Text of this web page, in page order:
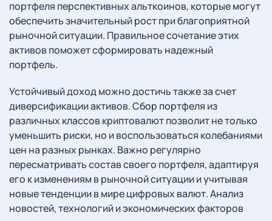
портфеля перспективных альткоинов, которые могут
обеспечить значительный рост при благоприятной
рыночной ситуации. Правильное сочетание этих
активов поможет сформировать надежный
портфель.
Устойчивый доход можно достичь также за счет
диверсификации активов. Сбор портфеля из
различных классов криптовалют позволит не только
уменьшить риски, но и воспользоваться колебаниями
цен на разных рынках. Важно регулярно
пересматривать состав своего портфеля, адаптируя
его к изменениям в рыночной ситуации и учитывая
новые тенденции в мире цифровых валют. Анализ
новостей, технологий и экономических факторов